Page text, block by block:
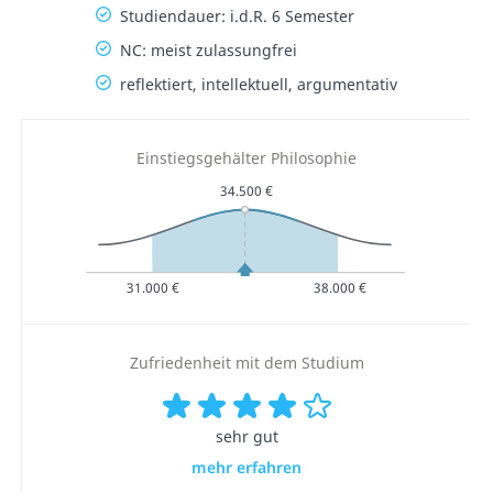
Studiendauer: i.d.R. 6 Semester
NC: meist zulassungfrei
reflektiert, intellektuell, argumentativ
Einstiegsgehälter Philosophie
31.000 €
34.500 €
38.000 €
Zufriedenheit mit dem Studium
sehr gut
mehr erfahren